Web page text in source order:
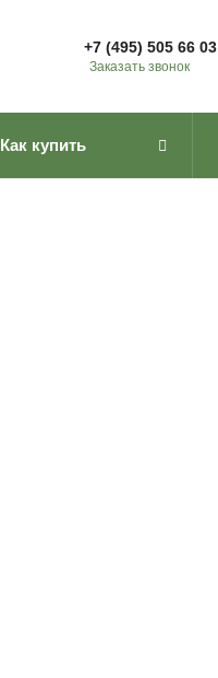
+7 (495) 505 66 03
Заказать звонок
Как купить